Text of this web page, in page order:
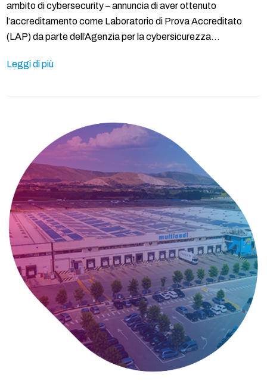
ambito di cybersecurity – annuncia di aver ottenuto
l’accreditamento come Laboratorio di Prova Accreditato
(LAP) da parte dell’Agenzia per la cybersicurezza…
Leggi di più